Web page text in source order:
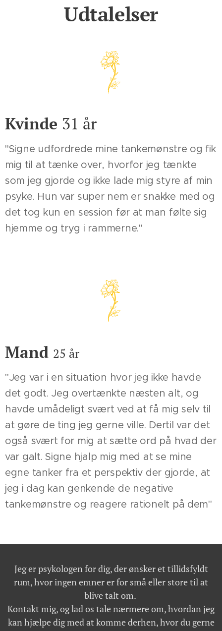
Udtalelser
Kvinde 31 år
"Signe udfordrede mine tankemønstre og fik
mig til at tænke over, hvorfor jeg tænkte
som jeg gjorde og ikke lade mig styre af min
psyke. Hun var super nem er snakke med og
det tog kun en session før at man følte sig
hjemme og tryg i rammerne."
Mand 25 år
"Jeg var i en situation hvor jeg ikke havde
det godt. Jeg overtænkte næsten alt, og
havde umådeligt svært ved at få mig selv til
at gøre de ting jeg gerne ville. Dertil var det
også svært for mig at sætte ord på hvad der
var galt. Signe hjalp mig med at se mine
egne tanker fra et perspektiv der gjorde, at
jeg i dag kan genkende de negative
tankemønstre og reagere rationelt på dem"
Jeg er psykologen for dig, der ønsker et tillidsfyldt
rum, hvor ingen emner er for små eller store til at
blive talt om.
Kontakt mig, og lad os tale nærmere om, hvordan jeg
kan hjælpe dig med at komme derhen, hvor du gerne